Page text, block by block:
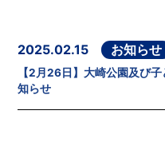
2025.02.15 お知らせ
【2月26日】大崎公園及び
知らせ